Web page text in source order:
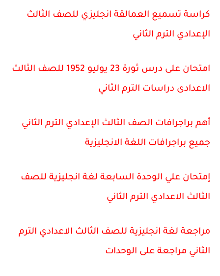
كراسة تسميع العمالقة انجليزي للصف الثالث
الإعدادي الترم الثاني
امتحان على درس ثورة 23 يوليو 1952 للصف الثالث
الاعدادى دراسات الترم الثاني
أهم براجرافات الصف الثالث الإعدادي الترم الثاني
جميع براجرافات اللغة الانجليزية
إمتحان علي الوحدة السابعة لغة انجليزية للصف
الثالث الاعدادي الترم الثاني
مراجعة لغة انجليزية للصف الثالث الاعدادي الترم
الثاني مراجعة على الوحدات